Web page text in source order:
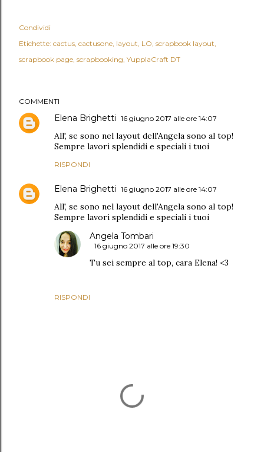
Condividi
Etichette: cactus cactusone layout LO scrapbook layout
scrapbook page scrapbooking YupplaCraft DT
COMMENTI
Elena Brighetti 16 giugno 2017 alle ore 14:07
All', se sono nel layout dell'Angela sono al top!
Sempre lavori splendidi e speciali i tuoi
RISPONDI
Elena Brighetti 16 giugno 2017 alle ore 14:07
All', se sono nel layout dell'Angela sono al top!
Sempre lavori splendidi e speciali i tuoi
RISPONDI
Angela Tombari
16 giugno 2017 alle ore 19:30
Tu sei sempre al top, cara Elena! <3